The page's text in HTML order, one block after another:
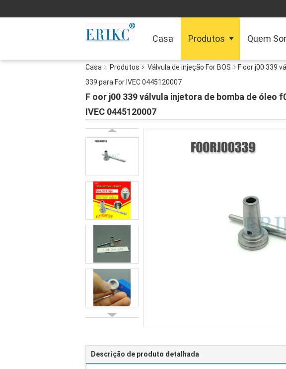
Casa Produtos Quem
Casa Produtos Válvula de injeção For BOS
F oor j00 339
339 para For IVEC 0445120007
F oor j00 339 válvula injetora de bomba de
IVEC 0445120007
Descrição de produto detalhada